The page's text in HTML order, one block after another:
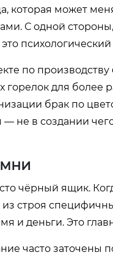
которая может
С одной
по производству
для более
брак по
не в создании
чёрный ящик.
строя
и деньги. Это
часто заточены